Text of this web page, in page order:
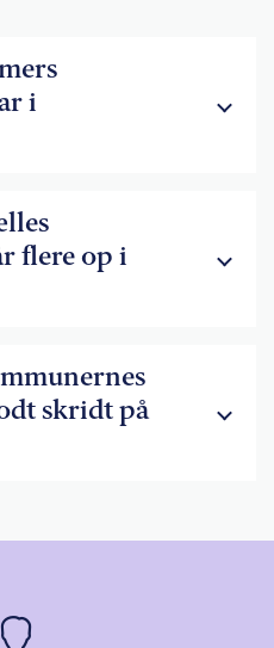
i
flere op i
skridt på